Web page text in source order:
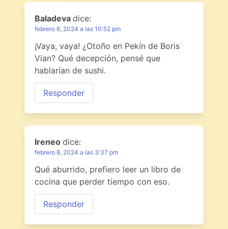
Baladeva dice:
febrero 6, 2024 a las 10:52 pm
¡Vaya, vaya! ¿Otoño en Pekín de Boris
Vian? Qué decepción, pensé que
hablarían de sushi.
Responder
Ireneo dice:
febrero 8, 2024 a las 3:37 pm
Qué aburrido, prefiero leer un libro de
cocina que perder tiempo con eso.
Responder